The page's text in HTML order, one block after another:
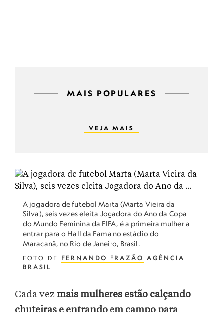
MAIS POPULARES
VEJA MAIS
A jogadora de futebol Marta (Marta Vieira da
Silva), seis vezes eleita Jogadora do Ano da Copa
do Mundo Feminina da FIFA, é a primeira mulher a
entrar para o Hall da Fama no estádio do
Maracanã, no Rio de Janeiro, Brasil.
FOTO DE FERNANDO FRAZÃO AGÊNCIA
BRASIL
Cada vez mais mulheres estão calçando
chuteiras e entrando em campo para